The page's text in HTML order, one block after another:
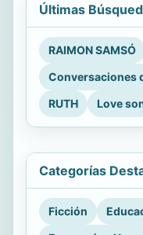
Últimas
RAIMON SAMSÓ
Conversaciones
RUTH
Love
Categorías
Ficción